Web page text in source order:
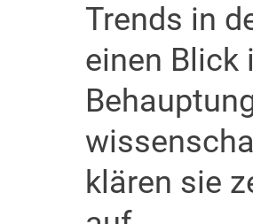
Trends in
einen Blick
klären sie